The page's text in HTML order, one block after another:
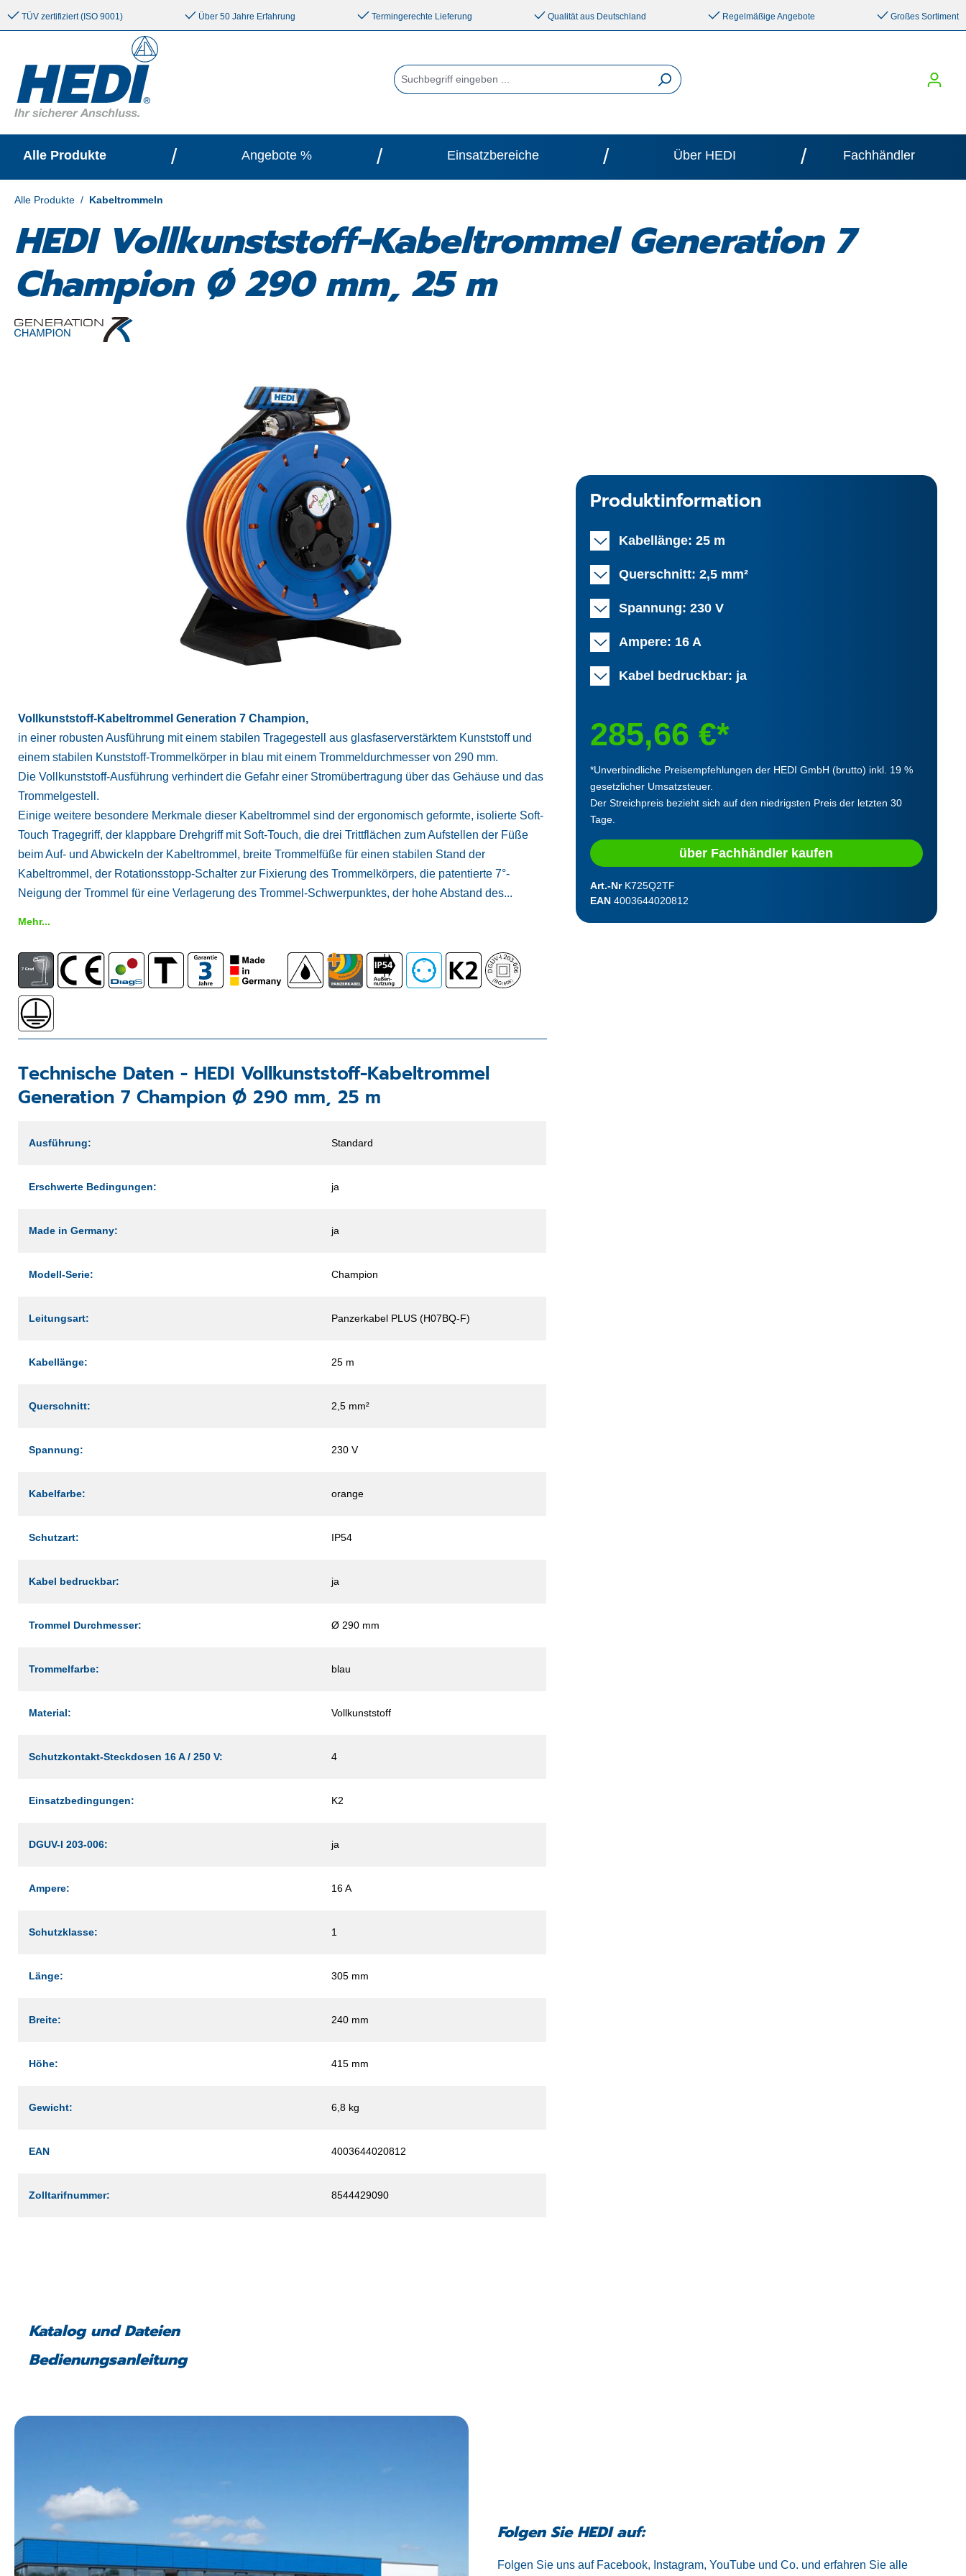
springen Zur Hauptnavigation springen
TÜV zertifiziert (ISO 9001) Über 50 Jahre Erfahrung Termingerechte Lieferung Qualität aus Deutschland Regelmäßige Angebote Großes Sortiment
Alle Produkte / Angebote % / Einsatzbereiche / Über HEDI / Fachhändler
Alle Produkte / Kabeltrommeln
HEDI Vollkunststoff-Kabeltrommel Generation 7
Champion Ø 290 mm, 25 m
Vollkunststoff-Kabeltrommel Generation 7 Champion,
in einer robusten Ausführung mit einem stabilen Tragegestell aus glasfaserverstärktem Kunststoff und
einem stabilen Kunststoff-Trommelkörper in blau mit einem Trommeldurchmesser von 290 mm.
Die Vollkunststoff-Ausführung verhindert die Gefahr einer Stromübertragung über das Gehäuse und das
Trommelgestell.
Einige weitere besondere Merkmale dieser Kabeltrommel sind der ergonomisch geformte, isolierte Soft-
Touch Tragegriff, der klappbare Drehgriff mit Soft-Touch, die drei Trittflächen zum Aufstellen der Füße
beim Auf- und Abwickeln der Kabeltrommel, breite Trommelfüße für einen stabilen Stand der
Kabeltrommel, der Rotationsstopp-Schalter zur Fixierung des Trommelkörpers, die patentierte 7°-
Neigung der Trommel für eine Verlagerung des Trommel-Schwerpunktes, der hohe Abstand des...
Mehr...
Technische Daten - HEDI Vollkunststoff-Kabeltrommel
Generation 7 Champion Ø 290 mm, 25 m
Ausführung: Standard
Erschwerte Bedingungen: ja
Made in Germany: ja
Modell-Serie: Champion
Leitungsart: Panzerkabel PLUS (H07BQ-F)
Kabellänge: 25 m
Querschnitt: 2,5 mm²
Spannung: 230 V
Kabelfarbe: orange
Schutzart: IP54
Kabel bedruckbar: ja
Trommel Durchmesser: Ø 290 mm
Trommelfarbe: blau
Material: Vollkunststoff
Schutzkontakt-Steckdosen 16 A / 250 V: 4
Einsatzbedingungen: K2
DGUV-I 203-006: ja
Ampere: 16 A
Schutzklasse: 1
Länge: 305 mm
Breite: 240 mm
Höhe: 415 mm
Gewicht: 6,8 kg
EAN 4003644020812
Zolltarifnummer: 8544429090
Produktinformation
Kabellänge: 25 m
Querschnitt: 2,5 mm²
Spannung: 230 V
Ampere: 16 A
Kabel bedruckbar: ja
285,66 €*
*Unverbindliche Preisempfehlungen der HEDI GmbH (brutto) inkl. 19 %
gesetzlicher Umsatzsteuer.
Der Streichpreis bezieht sich auf den niedrigsten Preis der letzten 30
Tage.
über Fachhändler kaufen
Art.-Nr K725Q2TF
EAN 4003644020812
Katalog und Dateien
Bedienungsanleitung
Folgen Sie HEDI auf:
Folgen Sie uns auf Facebook, Instagram, YouTube und Co. und erfahren Sie alle